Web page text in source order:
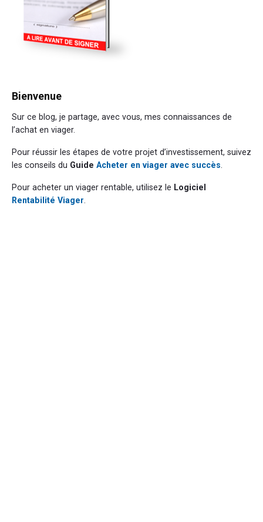
Bienvenue
Sur ce blog, je partage, avec vous, mes connaissances de
l’achat en viager.
Pour réussir les étapes de votre projet d’investissement, suivez
les conseils du Guide Acheter en viager avec succès.
Pour acheter un viager rentable, utilisez le Logiciel
Rentabilité Viager.